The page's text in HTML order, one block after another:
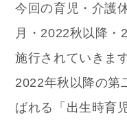
今回の育児・介護
月・2022秋以降・
施行されていきます
2022年秋以降の第
ばれる「出生時育